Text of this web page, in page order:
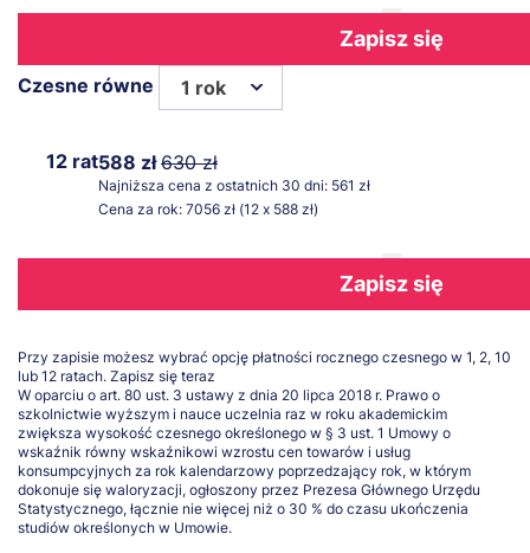
Zapisz się
Czesne równe 1 rok
12 rat588 zł630 zł
Najniższa cena z ostatnich 30 dni: 561 zł
Cena za rok: 7056 zł (12 x 588 zł)
Zapisz się
Przy zapisie możesz wybrać opcję płatności rocznego czesnego w 1, 2, 10
lub 12 ratach. Zapisz się teraz
W oparciu o art. 80 ust. 3 ustawy z dnia 20 lipca 2018 r. Prawo o
szkolnictwie wyższym i nauce uczelnia raz w roku akademickim
zwiększa wysokość czesnego określonego w § 3 ust. 1 Umowy o
wskaźnik równy wskaźnikowi wzrostu cen towarów i usług
konsumpcyjnych za rok kalendarzowy poprzedzający rok, w którym
dokonuje się waloryzacji, ogłoszony przez Prezesa Głównego Urzędu
Statystycznego, łącznie nie więcej niż o 30 % do czasu ukończenia
studiów określonych w Umowie.